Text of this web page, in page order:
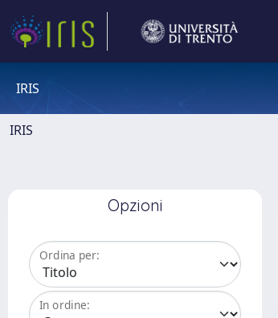
IRIS
IRIS
Opzioni
Ordina per:
In ordine: